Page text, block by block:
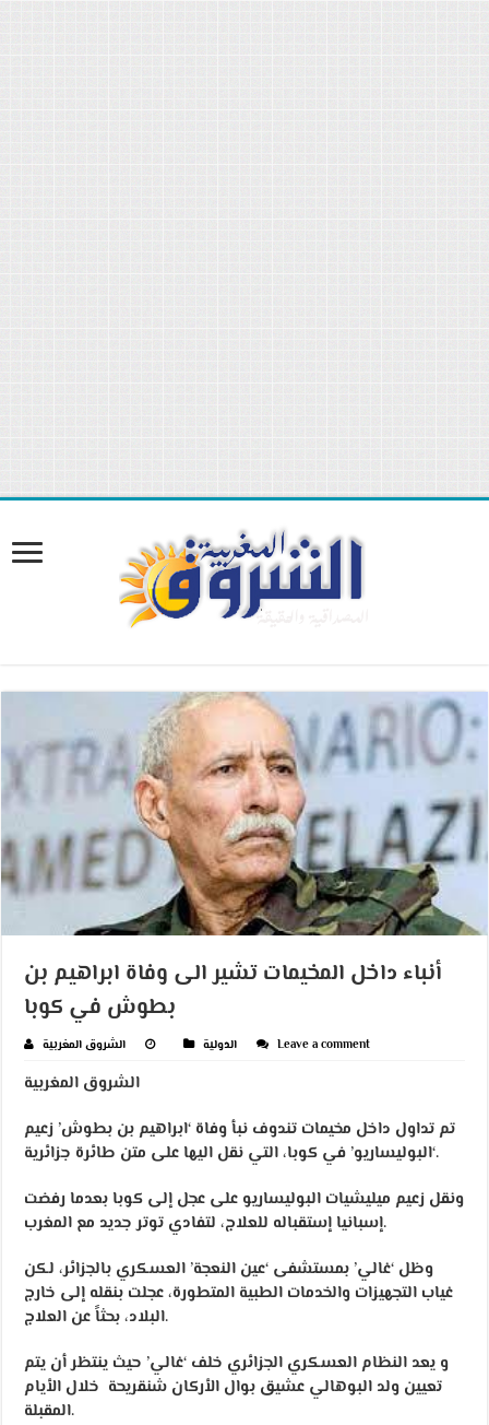
أنباء داخل المخيمات تشير الى وفاة ابراهيم بن
بطوش في كوبا
الشروق المغربية الدولية Leave a comment
الشروق المغربية
تم تداول داخل مخيمات تندوف نبأ وفاة ‘ابراهيم بن بطوش’ زعيم
‘البوليساريو’ في كوبا، التي نقل اليها على متن طائرة جزائرية.
ونقل زعيم ميليشيات البوليساريو على عجل إلى كوبا بعدما رفضت
إسبانيا إستقباله للعلاج، لتفادي توتر جديد مع المغرب.
وظل ‘غالي’ بمستشفى ‘عين النعجة’ العسكري بالجزائر، لكن
غياب التجهيزات والخدمات الطبية المتطورة، عجلت بنقله إلى خارج
البلاد، بحثاً عن العلاج.
و يعد النظام العسكري الجزائري خلف ‘غالي’ حيث ينتظر أن يتم
تعيين ولد البوهالي عشيق بوال الأركان شنقريحة خلال الأيام
المقبلة.